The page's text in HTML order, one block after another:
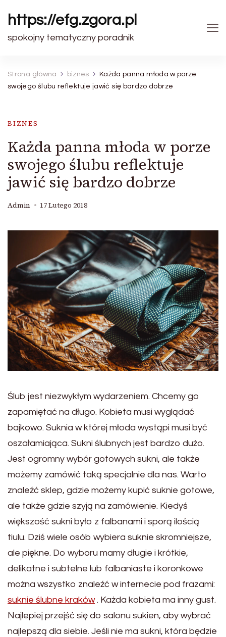
https://efg.zgora.pl
spokojny tematyczny poradnik
Strona główna biznes
Każda panna młoda w porze
swojego ślubu reflektuje jawić się bardzo dobrze
BIZNES
Każda panna młoda w porze
swojego ślubu reflektuje
jawić się bardzo dobrze
Admin 17 Lutego 2018
Ślub jest niezwykłym wydarzeniem. Chcemy go
zapamiętać na długo. Kobieta musi wyglądać
bajkowo. Suknia w której młoda wystąpi musi być
oszałamiająca. Sukni ślubnych jest bardzo dużo.
Jest ogromny wybór gotowych sukni, ale także
możemy zamówić taką specjalnie dla nas. Warto
znaleźć sklep, gdzie możemy kupić suknie gotowe,
ale także gdzie szyją na zamówienie. Kiedyś
większość sukni było z falbanami i sporą ilością
tiulu. Dziś wiele osób wybiera suknie skromniejsze,
ale piękne. Do wyboru mamy długie i krótkie,
delikatne i subtelne lub falbaniaste i koronkowe
można wszystko znaleźć w internecie pod frazami:
suknie ślubne kraków. Każda kobieta ma inny gust.
Najlepiej przejść się do salonu sukien, aby wybrać
najlepszą dla siebie. Jeśli nie ma sukni, która będzie